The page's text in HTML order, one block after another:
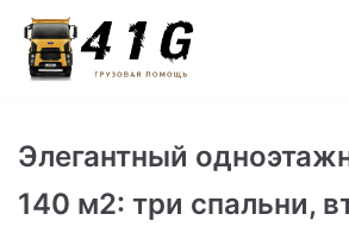
Перейти
к
Элегантный
140 м2: три спальни,